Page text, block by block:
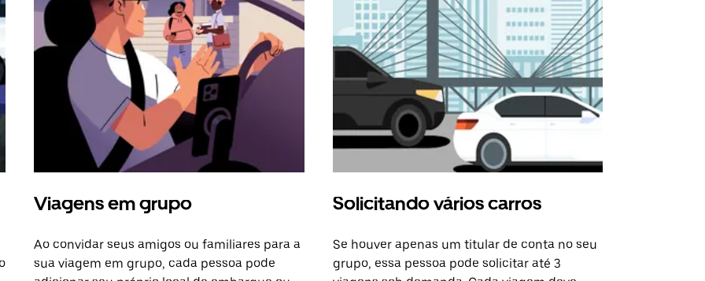
Viagens em grupo
Ao convidar seus amigos ou familiares para a
sua viagem em grupo, cada pessoa pode
Solicitando vários carros
Se houver apenas um titular de conta no seu
grupo, essa pessoa pode solicitar até 3